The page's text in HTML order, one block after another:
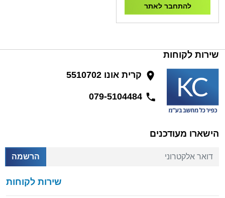
להתחבר לאתר
שירות לקוחות
קרית אונו 5510702
הישארו מעודכנים
דואר אלקטרוני הרשמה
שירות לקוחות